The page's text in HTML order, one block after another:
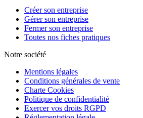
Créer son entreprise
Gérer son entreprise
Fermer son entreprise
Toutes nos fiches pratiques
Notre société
Mentions légales
Conditions générales de vente
Charte Cookies
Politique de confidentialité
Exercer vos droits RGPD